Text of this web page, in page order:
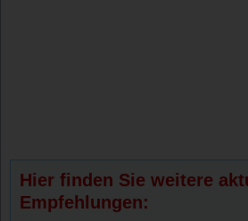
Hier finden Sie weitere
Empfehlungen: